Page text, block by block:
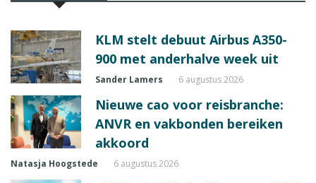
KLM stelt debuut Airbus A350-
900 met anderhalve week uit
Sander Lamers 6 augustus 2026
Nieuwe cao voor reisbranche:
ANVR en vakbonden bereiken
akkoord
Natasja Hoogstede 6 augustus 2026